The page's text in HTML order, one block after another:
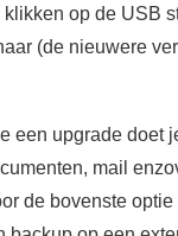
op de USB
(de nieuwere
een upgrade doet
mail
de bovenste